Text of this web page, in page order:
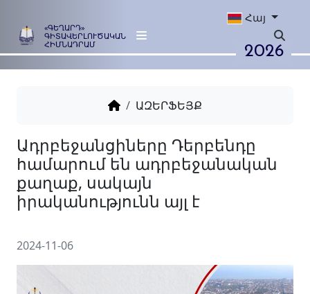
«ԳԵՂԱՐԴ»
ԳԻՏԱՎԵՐԼՈՒԾԱԿԱՆ
ՀԻՄՆԱԴՐԱՄ
Հայ
2026
ԱԶԵՐՖԵՅՔ
Ադրբեջանցիները
համարում են
իրականությունն այլ է
2024-11-06